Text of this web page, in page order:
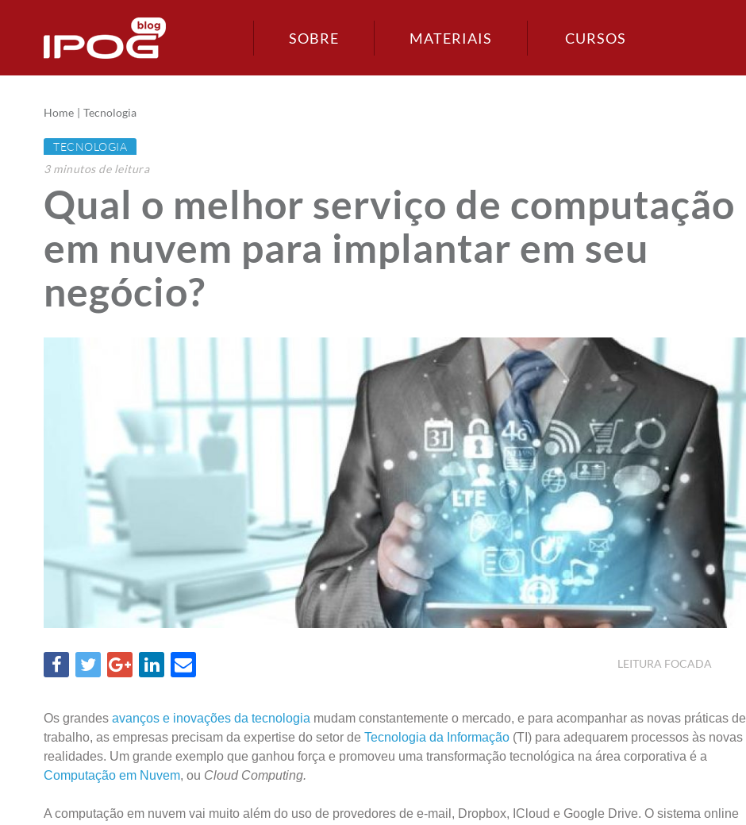
SOBRE MATERIAIS CURSOS
Home Tecnologia
TECNOLOGIA
3 minutosde leitura
Qual o melhor serviço de computação
em nuvem para implantar em seu
negócio?
LEITURA FOCADA
Os grandes avanços e inovações da tecnologia mudam constantemente o mercado, e para acompanhar as novas práticas de
trabalho, as empresas precisam da expertise do setor de Tecnologia da Informação (TI) para adequarem processos às novas
realidades. Um grande exemplo que ganhou força e promoveu uma transformação tecnológica na área corporativa é a
Computação em Nuvem, ou Cloud Computing.
A computação em nuvem vai muito além do uso de provedores de e-mail, Dropbox, ICloud e Google Drive. O sistema online